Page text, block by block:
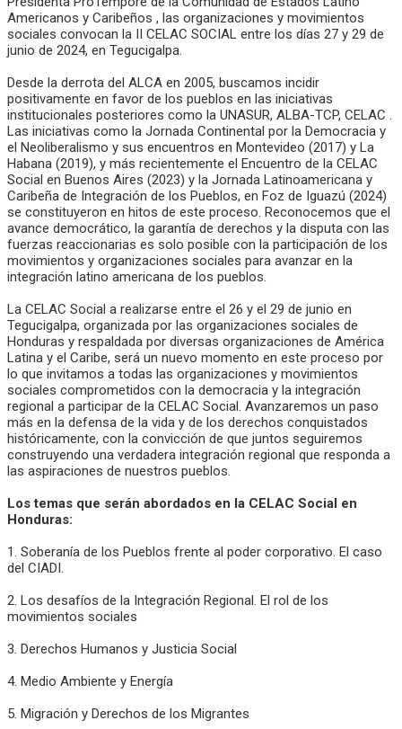
Americanos y Caribeños , las organizaciones y movimientos
sociales convocan la II CELAC SOCIAL entre los días 27 y 29 de
junio de 2024, en Tegucigalpa.
Desde la derrota del ALCA en 2005, buscamos incidir
positivamente en favor de los pueblos en las iniciativas
institucionales posteriores como la UNASUR, ALBA-TCP, CELAC .
Las iniciativas como la Jornada Continental por la Democracia y
el Neoliberalismo y sus encuentros en Montevideo (2017) y La
Habana (2019), y más recientemente el Encuentro de la CELAC
Social en Buenos Aires (2023) y la Jornada Latinoamericana y
Caribeña de Integración de los Pueblos, en Foz de Iguazú (2024)
se constituyeron en hitos de este proceso. Reconocemos que el
avance democrático, la garantía de derechos y la disputa con las
fuerzas reaccionarias es solo posible con la participación de los
movimientos y organizaciones sociales para avanzar en la
integración latino americana de los pueblos.
La CELAC Social a realizarse entre el 26 y el 29 de junio en
Tegucigalpa, organizada por las organizaciones sociales de
Honduras y respaldada por diversas organizaciones de América
Latina y el Caribe, será un nuevo momento en este proceso por
lo que invitamos a todas las organizaciones y movimientos
sociales comprometidos con la democracia y la integración
regional a participar de la CELAC Social. Avanzaremos un paso
más en la defensa de la vida y de los derechos conquistados
históricamente, con la convicción de que juntos seguiremos
construyendo una verdadera integración regional que responda a
las aspiraciones de nuestros pueblos.
Los temas que serán abordados en la CELAC Social en
Honduras:
1. Soberanía de los Pueblos frente al poder corporativo. El caso
del CIADI.
2. Los desafíos de la Integración Regional. El rol de los
movimientos sociales
3. Derechos Humanos y Justicia Social
4. Medio Ambiente y Energía
5. Migración y Derechos de los Migrantes